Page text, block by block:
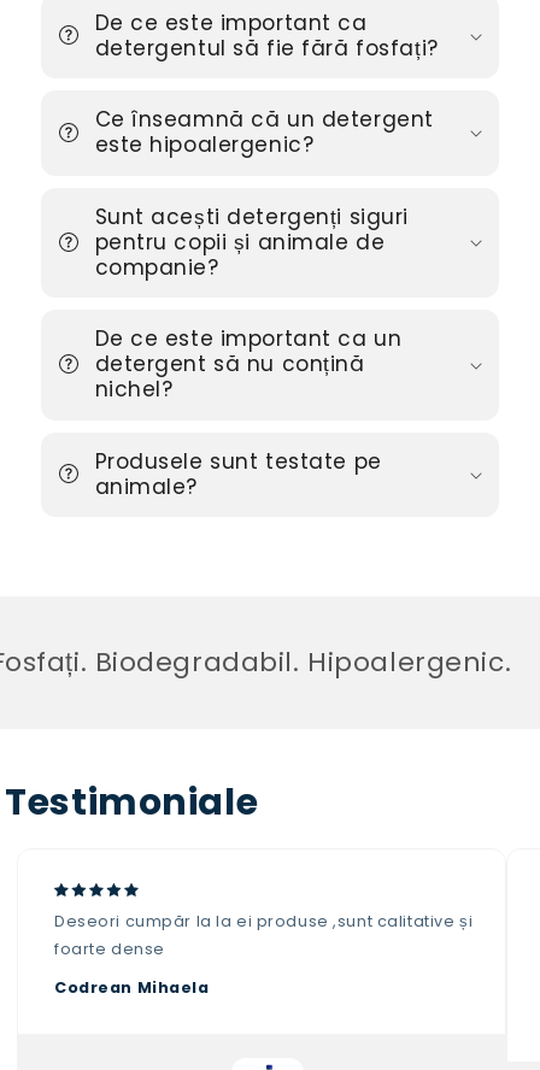
De ce este important ca
detergentul să fie fără fosfați?
Ce înseamnă că un detergent
este hipoalergenic?
Sunt acești detergenți siguri
pentru copii și animale de
companie?
De ce este important ca un
detergent să nu conțină
nichel?
Produsele sunt testate pe
animale?
Biodegradabil. Hipoalergenic.
Testimoniale
Deseori cumpăr la la ei produse ,sunt calitative și
foarte dense
Codrean Mihaela